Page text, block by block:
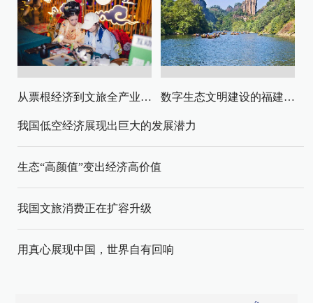
从票根经济到文旅全产业链升级 数字生态文明建设的福建路径与启示
我国低空经济展现出巨大的发展潜力
生态“高颜值”变出经济高价值
我国文旅消费正在扩容升级
用真心展现中国，世界自有回响